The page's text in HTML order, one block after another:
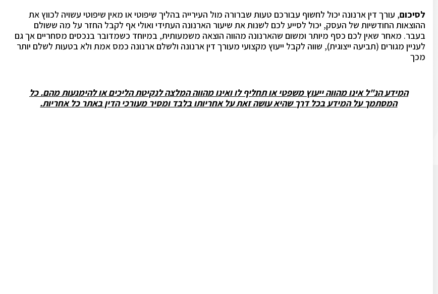
לסיכום, עורך דין ארנונה יכול לחשוף עבורכם טעות שברורה מול העירייה בהליך שיפוטי או מאין שיפוטי עשויה לכווץ את
ההוצאות החודשיות של העסק, יכול לסייע לכם לשנות את שיעור הארנונה העתידי ואולי אף לקבל החזר על מה ששולם
בעבר. מאחר שאין לכם כסף מיותר ומשום שהארנונה מהווה הוצאה משמעותית, במיוחד כשמדובר בנכסים מסחריים אך גם
לעניין מגורים (תביעה ייצוגית), שווה לקבל ייעוץ מקצועי מעורך דין ארנונה ולשלם ארנונה כמס אמת ולא בטעות לשלם יותר
מכך
המידע הנ"ל אינו מהווה ייעוץ משפטי או תחליף לו ואינו מהווה המלצה לנקיטת הליכים או להימנעות מהם. כל
המסתמך על המידע בכל דרך שהיא עושה זאת על אחריותו בלבד ומסיר מעורכי הדין באתר כל אחריות.